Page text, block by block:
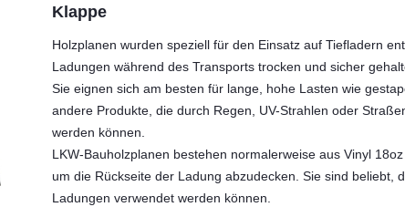
Klappe
Holzplanen wurden speziell für den Einsatz auf Tiefladern
Ladungen während des Transports trocken und sicher
Sie eignen sich am besten für lange, hohe Lasten wie
andere Produkte, die durch Regen, UV-Strahlen oder
werden können.
LKW-Bauholzplanen bestehen normalerweise aus Vinyl
um die Rückseite der Ladung abzudecken. Sie sind beliebt,
Ladungen verwendet werden können.